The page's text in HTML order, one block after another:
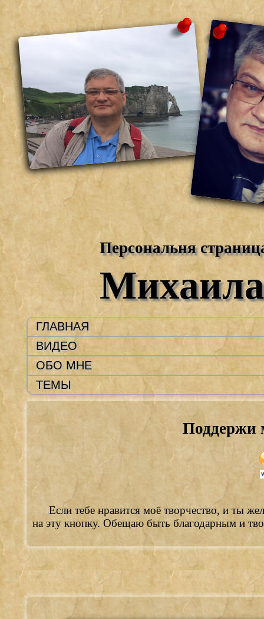
Персональня
ГЛАВНАЯ
ВИДЕО
ОБО МНЕ
ТЕМЫ
Поддержи
Если тебе нравится моё творчество, и ты
на эту кнопку. Обещаю быть благодарным и